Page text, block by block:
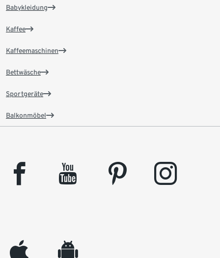
Babykleidung
Kaffee
Kaffeemaschinen
Bettwäsche
Sportgeräte
Balkonmöbel
facebook youtube pinterest instagram
appleinc android